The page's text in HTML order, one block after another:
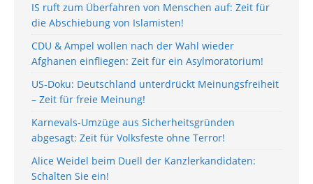
IS ruft zum Überfahren von Menschen auf: Zeit für
die Abschiebung von Islamisten!
CDU & Ampel wollen nach der Wahl wieder
Afghanen einfliegen: Zeit für ein Asylmoratorium!
US-Doku: Deutschland unterdrückt Meinungsfreiheit
– Zeit für freie Meinung!
Karnevals-Umzüge aus Sicherheitsgründen
abgesagt: Zeit für Volksfeste ohne Terror!
Alice Weidel beim Duell der Kanzlerkandidaten:
Schalten Sie ein!